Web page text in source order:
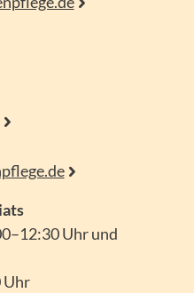
Uhr und
Uhr